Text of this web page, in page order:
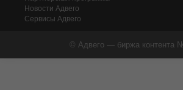
Новости Адвего
Сервисы Адвего
© Адвего — биржа контента